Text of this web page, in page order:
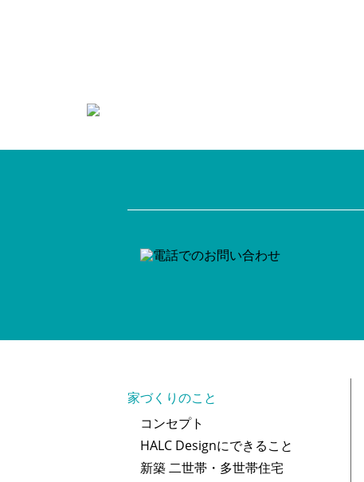
家づくりのこと
コンセプト
HALC Designにできること
新築 二世帯・多世帯住宅